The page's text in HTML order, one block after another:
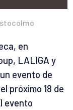
en
LALIGA y
evento de
próximo 18 de
evento